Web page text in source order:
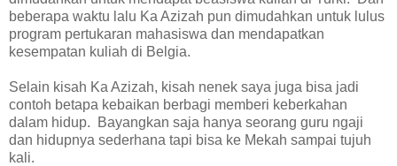
beberapa waktu lalu Ka Azizah pun dimudahkan untuk lulus
program pertukaran mahasiswa dan mendapatkan
kesempatan kuliah di Belgia.
Selain kisah Ka Azizah, kisah nenek saya juga bisa jadi
contoh betapa kebaikan berbagi memberi keberkahan
dalam hidup. Bayangkan saja hanya seorang guru ngaji
dan hidupnya sederhana tapi bisa ke Mekah sampai tujuh
kali.